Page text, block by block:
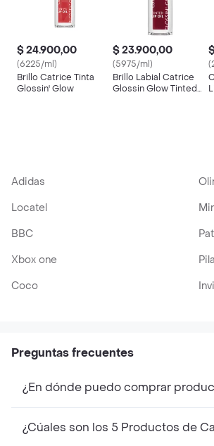
$ 24.900,00
(6225/ml)
Brillo Catrice Tinta
Glossin' Glow
$ 23.900,00
(5975/ml)
Brillo Labial Catrice
Glossin Glow Tinted
Adidas
Locatel
BBC
Xbox one
Coco
Preguntas frecuentes
¿En dónde puedo comprar
¿Cúales son los 5 Productos de